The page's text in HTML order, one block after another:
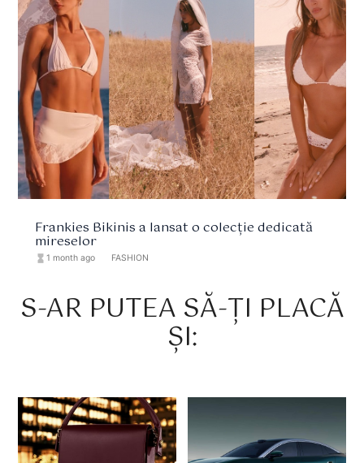
Frankies Bikinis a lansat o colecție dedicată
mireselor
hourglass_full 1 month ago FASHION
S-AR PUTEA SĂ-ȚI PLACĂ
ȘI: